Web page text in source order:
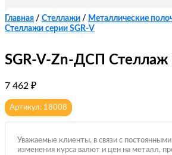
Главная / Стеллажи / Металлические
Стеллажи серии SGR-V
SGR-V-Zn-ДСП Стеллаж
7 462 ₽
Артикул: 18008
Уважаемые клиенты, в связи с постоянными
изменения курса валют и цен на металл,